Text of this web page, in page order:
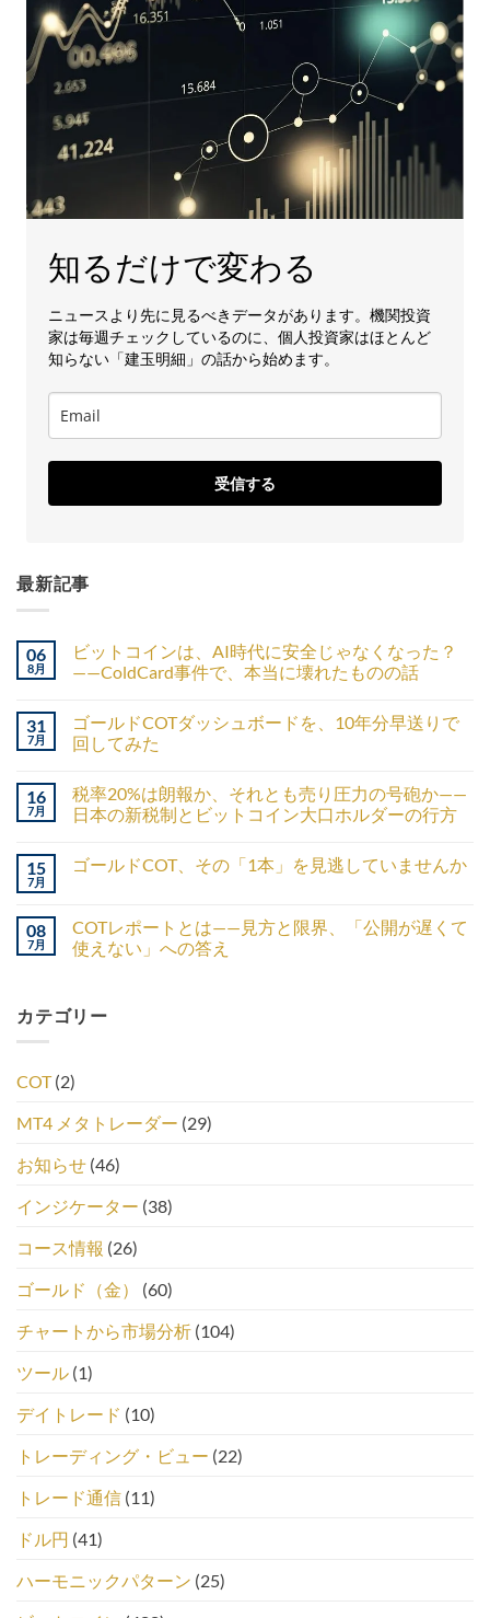
知るだけで変わる
ニュースより先に見るべきデータがあります。機関投資
家は毎週チェックしているのに、個人投資家はほとんど
知らない「建玉明細」の話から始めます。
受信する
最新記事
06
8月
ビットコインは、AI時代に安全じゃなくなった？
——ColdCard事件で、本当に壊れたものの話
31
7月
ゴールドCOTダッシュボードを、10年分早送りで
回してみた
16
7月
税率20%は朗報か、それとも売り圧力の号砲か——
日本の新税制とビットコイン大口ホルダーの行方
15
7月
ゴールドCOT、その「1本」を見逃していませんか
08
7月
COTレポートとは——見方と限界、「公開が遅くて
使えない」への答え
カテゴリー
COT(2)
MT4 メタトレーダー (29)
お知らせ (46)
インジケーター (38)
コース情報 (26)
ゴールド（金）
(60)
チャートから市場分析 (104)
ツール (1)
デイトレード (10)
トレーディング・ビュー (22)
トレード通信 (11)
ドル円 (41)
ハーモニックパターン (25)